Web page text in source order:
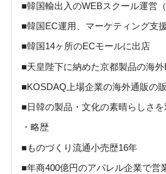
■韓国輸出入のWEBスクール運営
■韓国EC運用、マーケティング支
■韓国14ヶ所のECモールに出店
■天皇陛下に納めた京都製品の海
■KOSDAQ上場企業の海外通販の
■日韓の製品・文化の素晴らしさ
・略歴
■ものづくり流通小売歴16年
■年商400億円のアパレル企業で営